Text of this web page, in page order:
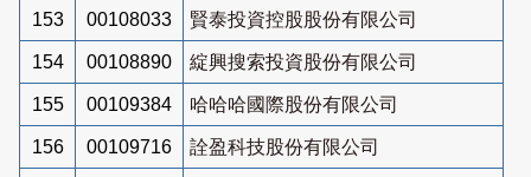
153 00108033 賢泰投資控股股份有限公司
154 00108890 綻興搜索投資股份有限公司
155 00109384 哈哈哈國際股份有限公司
156 00109716 詮盈科技股份有限公司